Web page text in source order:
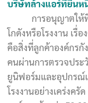
บริษัทล้างแอร์ที่ยืนห
การอนุญาตให้ทีม
โกดังหรือโรงงาน เรื่
คือสิ่งที่ลูกค้าองค์กรกั
คนผ่านการตรวจปร
ยูนิฟอร์มและอุปกรณ์
โรงงานอย่างเคร่งค